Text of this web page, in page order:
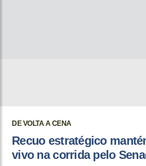
DE VOLTA A CENA
Recuo estratégico
vivo na corrida pelo